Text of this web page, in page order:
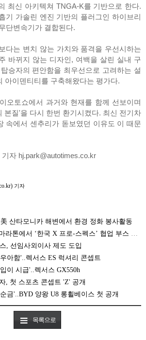
최신 아키텍쳐 TNGA-K를 기반으로 한다.
기 가솔린 엔진 기반의 플러그인 하이브리
단변속기가 결합된다.
다는 변치 않는 가치와 품격을 우선시하는
바뀌지 않는 디자인, 여백을 살린 실내 구
승자의 편안함을 최우선으로 고려하는 설
아이덴티티를 구축해왔다는 평가다.
오토쇼에서 과거와 현재를 함께 선보이며
본질'을 다시 한번 환기시켰다. 최신 전기차
속에서 센추리가 돋보였던 이유도 이 때문
자 hj.park@autotimes.co.kr
기자
산타모니카 해변에서 환경 정화 봉사활동
한국타이어, 서울하프마라톤에서 ‘한국 X 프로-스펙스’ 협업 부스 공개
, 선임사외이사 제도 도입
아함'..렉서스 ES 럭셔리 콘셉트
이 시급'..렉서스 GX550h
, 첫 스포츠 콘셉트 'Z' 공개
금'..BYD 양왕 U8 롱휠베이스 첫 공개
목록으로